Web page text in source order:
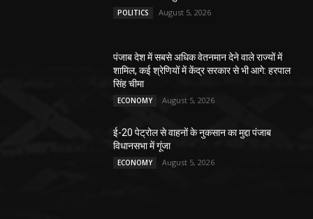
POLITICS August 5, 2026
पंजाब देश में सबसे अधिक वेतनमान देने वाले राज्यों में
शामिल, कई श्रेणियों में केंद्र सरकार से भी आगे: हरपाल
सिंह चीमा
ECONOMY August 5, 2026
ई-20 पेट्रोल से वाहनों के नुकसान का मुद्दा पंजाब
विधानसभा में गूंजा
ECONOMY August 5, 2026